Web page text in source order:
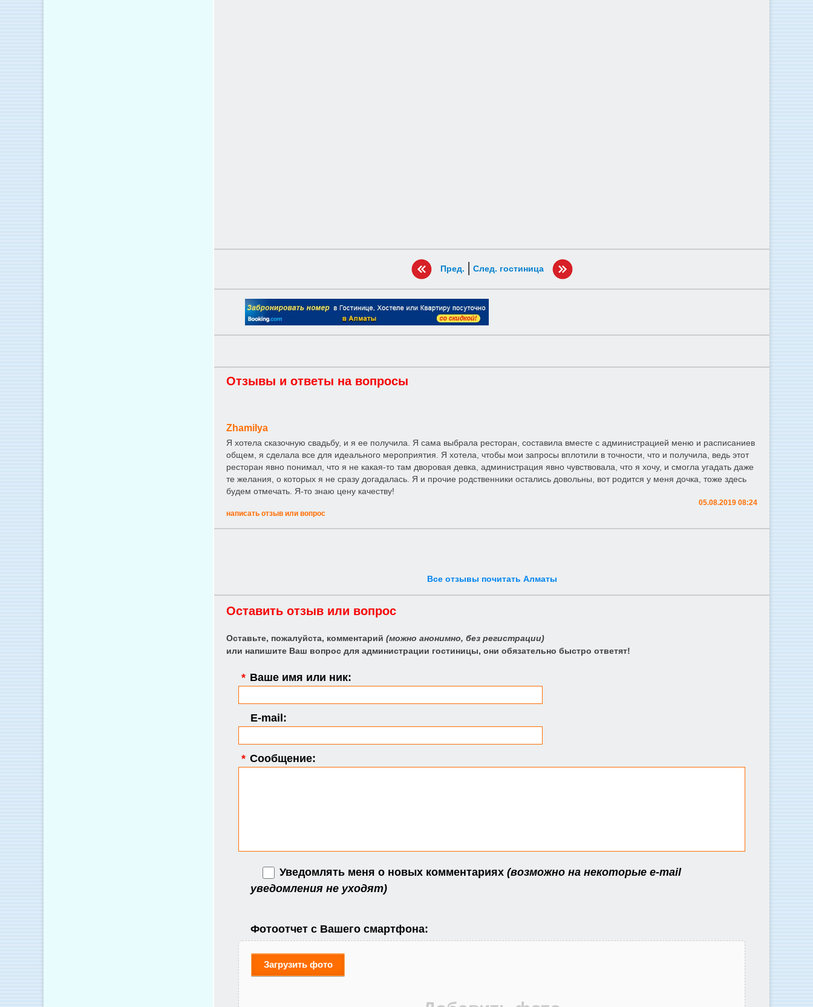
Пред. | След. гостиница
Отзывы и ответы на вопросы
Zhamilya
Я хотела сказочную свадьбу, и я ее получила. Я сама выбрала ресторан, составила вместе с администрацией меню и расписаниев
общем, я сделала все для идеального мероприятия. Я хотела, чтобы мои запросы вплотили в точности, что и получила, ведь этот
ресторан явно понимал, что я не какая-то там дворовая девка, администрация явно чувствовала, что я хочу, и смогла угадать даже
те желания, о которых я не сразу догадалась. Я и прочие родственники остались довольны, вот родится у меня дочка, тоже здесь
будем отмечать. Я-то знаю цену качеству!
05.08.2019 08:24
написать отзыв или вопрос
Все отзывы почитать Алматы
Оставить отзыв или вопрос
Оставьте, пожалуйста, комментарий (можно анонимно, без регистрации)
или напишите Ваш вопрос для администрации гостиницы, они обязательно быстро ответят!
* Ваше имя или ник:
E-mail:
* Сообщение:
Уведомлять меня о новых комментариях (возможно на некоторые e-mail
уведомления не уходят)
Фотоотчет с Вашего смартфона:
Загрузить фото